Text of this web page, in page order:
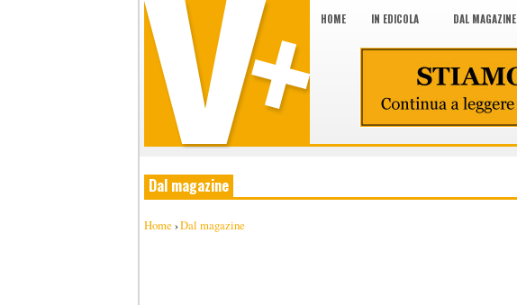
HOME IN EDICOLA DAL MAGAZINE
Dal magazine
Home ›Dal magazine